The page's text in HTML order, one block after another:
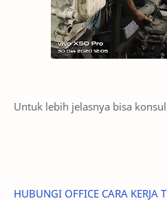
Untuk lebih jelasnya bisa
HUBUNGI OFFICE CARA KERJA